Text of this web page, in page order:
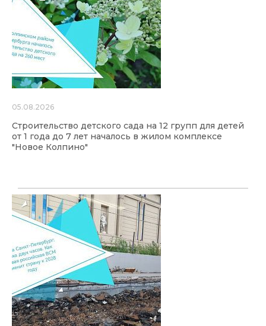
05.08.2026
Строительство детского сада на 12 групп для детей
от 1 года до 7 лет началось в жилом комплексе
"Новое Колпино"